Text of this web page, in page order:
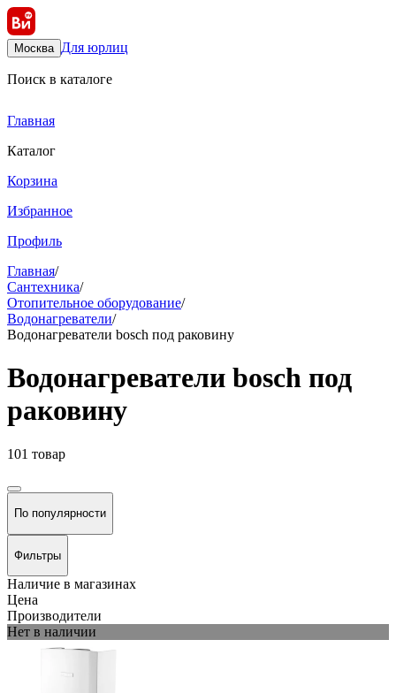
Москва Для юрлиц
Поиск в каталоге
Главная
Каталог
Корзина
Избранное
Профиль
Главная/
Сантехника/
Отопительное оборудование/
Водонагреватели/
Водонагреватели bosch под раковину
Водонагреватели bosch под
раковину
101 товар
По популярности
Фильтры
Наличие в магазинах
Цена
Производители
Нет в наличии